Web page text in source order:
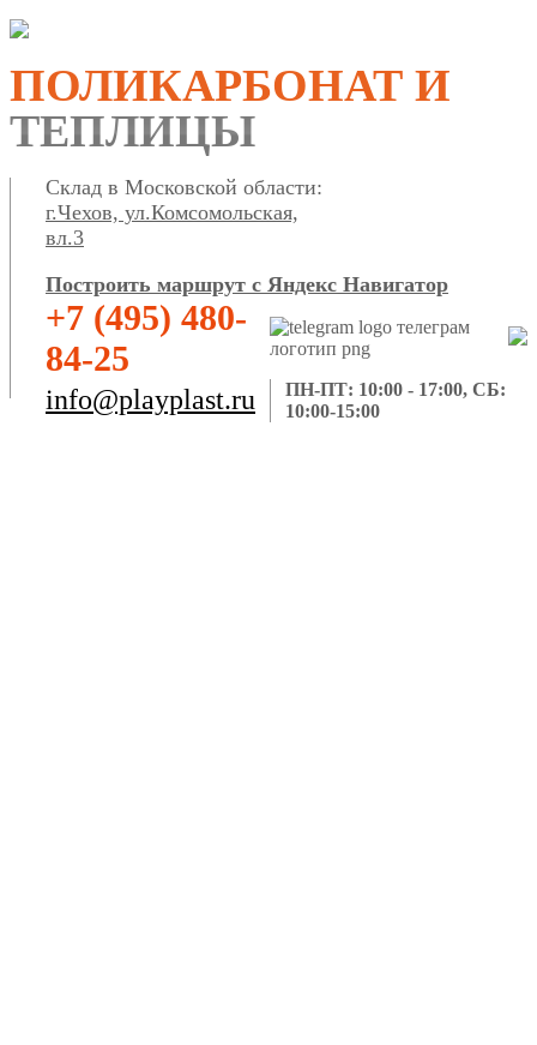
ПОЛИКАРБОНАТ И
ТЕПЛИЦЫ
Склад в Московской области:
г.Чехов, ул.Комсомольская,
вл.3
Построить маршрут с Яндекс Навигатор
+7 (495) 480-
84-25
info@playplast.ru
ПН-ПТ: 10:00 - 17:00, СБ:
10:00-15:00